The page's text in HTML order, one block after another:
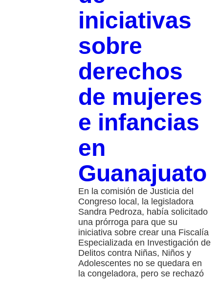
iniciativas
sobre
derechos
de mujeres
e infancias
en
Guanajuato
En la comisión de Justicia del
Congreso local, la legisladora
Sandra Pedroza, había solicitado
una prórroga para que su
iniciativa sobre crear una Fiscalía
Especializada en Investigación de
Delitos contra Niñas, Niños y
Adolescentes no se quedara en
la congeladora, pero se rechazó